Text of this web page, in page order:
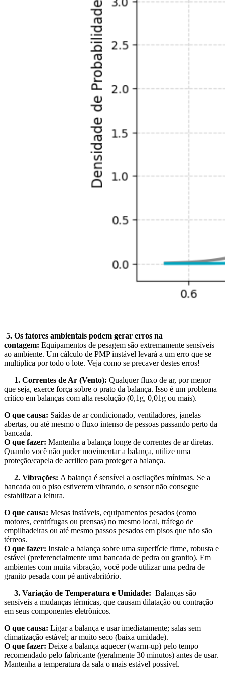
5. Os fatores ambientais podem gerar erros na
contagem: Equipamentos de pesagem são extremamente sensíveis
ao ambiente. Um cálculo de PMP instável levará a um erro que se
multiplica por todo o lote. Veja como se precaver destes erros!
1. Correntes de Ar (Vento): Qualquer fluxo de ar, por menor
que seja, exerce força sobre o prato da balança. Isso é um problema
crítico em balanças com alta resolução (0,1g, 0,01g ou mais).
O que causa: Saídas de ar condicionado, ventiladores, janelas
abertas, ou até mesmo o fluxo intenso de pessoas passando perto da
bancada.
O que fazer: Mantenha a balança longe de correntes de ar diretas.
Quando você não puder movimentar a balança, utilize uma
proteção/capela de acrilico para proteger a balança.
2. Vibrações: A balança é sensível a oscilações mínimas. Se a
bancada ou o piso estiverem vibrando, o sensor não consegue
estabilizar a leitura.
O que causa: Mesas instáveis, equipamentos pesados (como
motores, centrífugas ou prensas) no mesmo local, tráfego de
empilhadeiras ou até mesmo passos pesados em pisos que não são
térreos.
O que fazer: Instale a balança sobre uma superfície firme, robusta e
estável (preferencialmente uma bancada de pedra ou granito). Em
ambientes com muita vibração, você pode utilizar uma pedra de
granito pesada com pé antivabritório.
3. Variação de Temperatura e Umidade: Balanças são
sensíveis a mudanças térmicas, que causam dilatação ou contração
em seus componentes eletrônicos.
O que causa: Ligar a balança e usar imediatamente; salas sem
climatização estável; ar muito seco (baixa umidade).
O que fazer: Deixe a balança aquecer (warm-up) pelo tempo
recomendado pelo fabricante (geralmente 30 minutos) antes de usar.
Mantenha a temperatura da sala o mais estável possível.